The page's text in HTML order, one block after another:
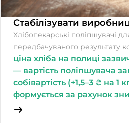
Стабілізувати
Хлібопекарські поліпшувачі
передбачуваного результату
ціна хліба на полиці
— вартість поліпшувача
собівартість (+1,5–3 ₴ на 1
формується за рахунок